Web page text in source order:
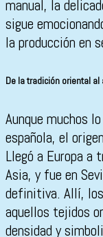
manual, la
sigue
la producción en
De la tradición oriental al
Aunque muchos
española, el
Llegó a Europa a
Asia, y fue en
definitiva. Allí,
aquellos tejidos
densidad y